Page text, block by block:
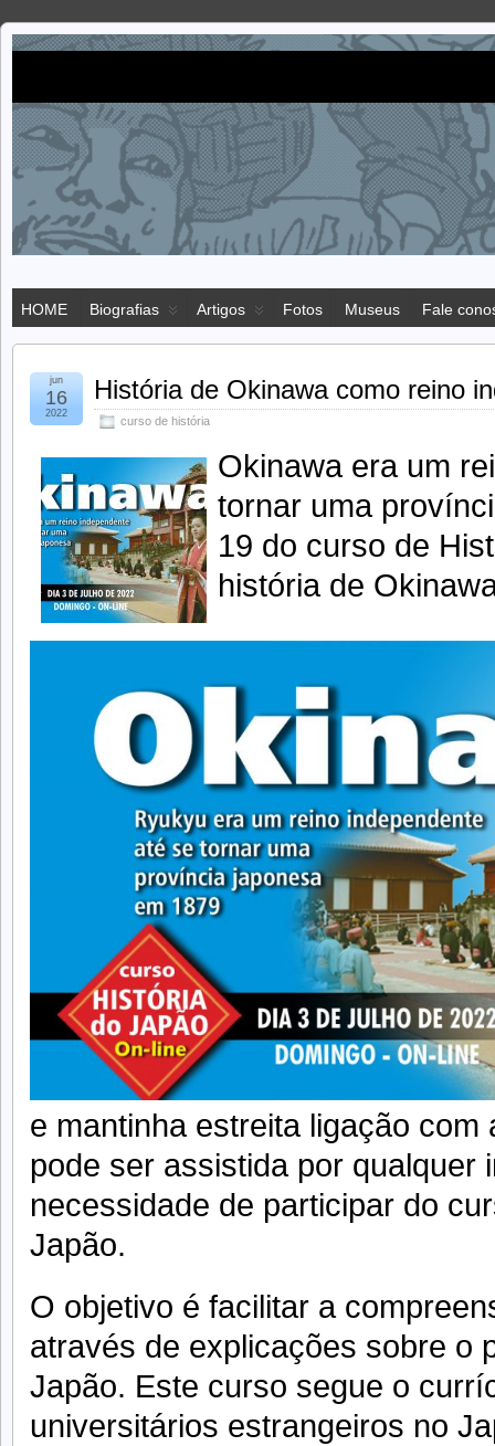
japonesa
HOME Biografias Artigos Fotos Museus Fale
História de Okinawa como reino
curso de história
jun
16
2022
Okinawa era um
tornar uma
19 do curso de
história de
e mantinha estreita ligação com
pode ser assistida por qualquer
necessidade de participar do
Japão.
O objetivo é facilitar a
através de explicações sobre o
Japão. Este curso segue o
universitários estrangeiros no